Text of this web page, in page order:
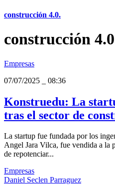
construcción 4.0.
construcción
Empresas
07/07/2025
08:36
Konstruedu: La
tras el sector de
La startup fue fundada por los
Angel Jara Vilca, fue vendida a la
de repotenciar...
Empresas
Daniel Seclen Parraguez